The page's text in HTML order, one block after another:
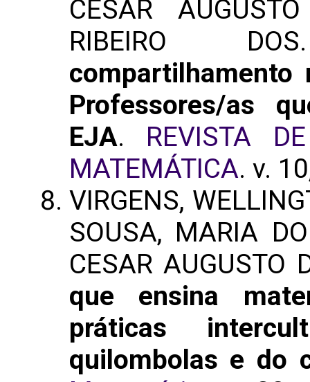
CÉSAR
RIBEIRO
compartilhamento
Professores/as
EJA. REVISTA
MATEMÁTICA. v.
VIRGENS,
SOUSA, MARIA
CESAR AUGUSTO
que ensina
práticas
quilombolas e do